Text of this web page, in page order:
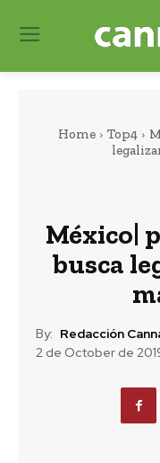
Home Top4
México|
busca
By: Redacción
2 de October de